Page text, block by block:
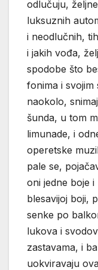
odlučuju,
luksuznih
i neodlučnih,
i jakih vođa,
spodobe što
fonima i svojim
naokolo,
šunda, u tom
limunade, i
operetske
pale se,
oni jedne boje
blesavijoj boji,
senke po
lukova i
zastavama, i
uokviravaju